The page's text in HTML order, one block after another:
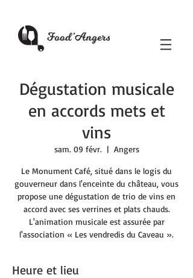
Dégustation musicale
en accords mets et
vins
sam. 09 févr.
  |
Angers
Le Monument Café, situé dans le logis du
gouverneur dans l'enceinte du château, vous
propose une dégustation de trio de vins en
accord avec ses verrines et plats chauds.
L'animation musicale est assurée par
l'association « Les vendredis du Caveau ».
Heure et lieu